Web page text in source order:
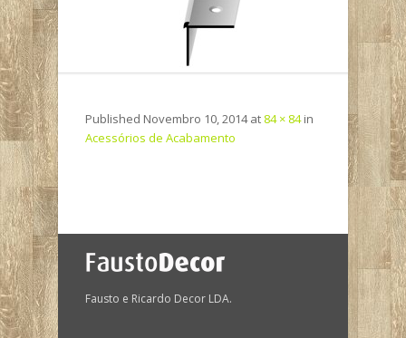
Published Novembro 10, 2014at 84 × 84in
Acessórios de Acabamento
Fausto e Ricardo Decor LDA.